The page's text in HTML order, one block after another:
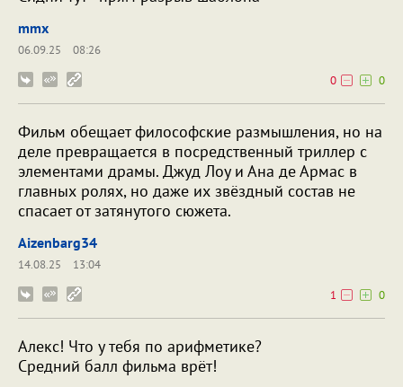
mmx
06.09.25
08:26
0
0
Фильм обещает философские размышления, но на
деле превращается в посредственный триллер с
элементами драмы. Джуд Лоу и Ана де Армас в
главных ролях, но даже их звёздный состав не
спасает от затянутого сюжета.
Aizenbarg34
14.08.25
13:04
1
0
Алекс! Что у тебя по арифметике?
Средний балл фильма врёт!